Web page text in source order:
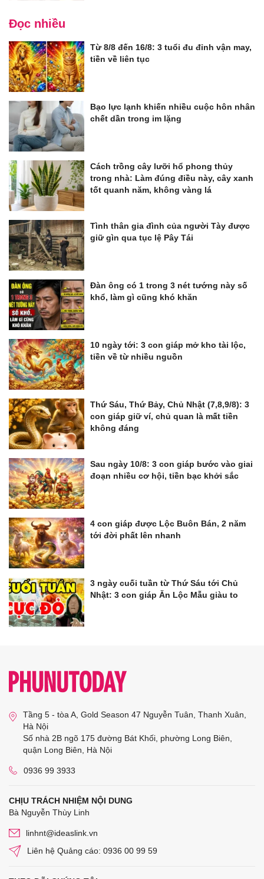
Đọc nhiều
Từ 8/8 đến 16/8: 3 tuổi đu đỉnh vận may,
tiền về liên tục
Bạo lực lạnh khiến nhiều cuộc hôn nhân
chết dần trong im lặng
Cách trồng cây lưỡi hổ phong thủy
trong nhà: Làm đúng điều này, cây xanh
tốt quanh năm, không vàng lá
Tình thân gia đình của người Tày được
giữ gìn qua tục lệ Pây Tái
Đàn ông có 1 trong 3 nét tướng này số
khổ, làm gì cũng khó khăn
10 ngày tới: 3 con giáp mở kho tài lộc,
tiền về từ nhiều nguồn
Thứ Sáu, Thứ Bảy, Chủ Nhật (7,8,9/8): 3
con giáp giữ ví, chủ quan là mất tiền
không đáng
Sau ngày 10/8: 3 con giáp bước vào giai
đoạn nhiều cơ hội, tiền bạc khởi sắc
4 con giáp được Lộc Buôn Bán, 2 năm
tới đời phất lên nhanh
3 ngày cuối tuần từ Thứ Sáu tới Chủ
Nhật: 3 con giáp Ăn Lộc Mẫu giàu to
Tầng 5 - tòa A, Gold Season 47 Nguyễn Tuân, Thanh Xuân,
Hà Nội
Số nhà 2B ngõ 175 đường Bát Khối, phường Long Biên,
quận Long Biên, Hà Nội
0936 99 3933
CHỊU TRÁCH NHIỆM NỘI DUNG
Bà Nguyễn Thùy Linh
linhnt@ideaslink.vn
Liên hệ Quảng cáo: 0936 00 99 59